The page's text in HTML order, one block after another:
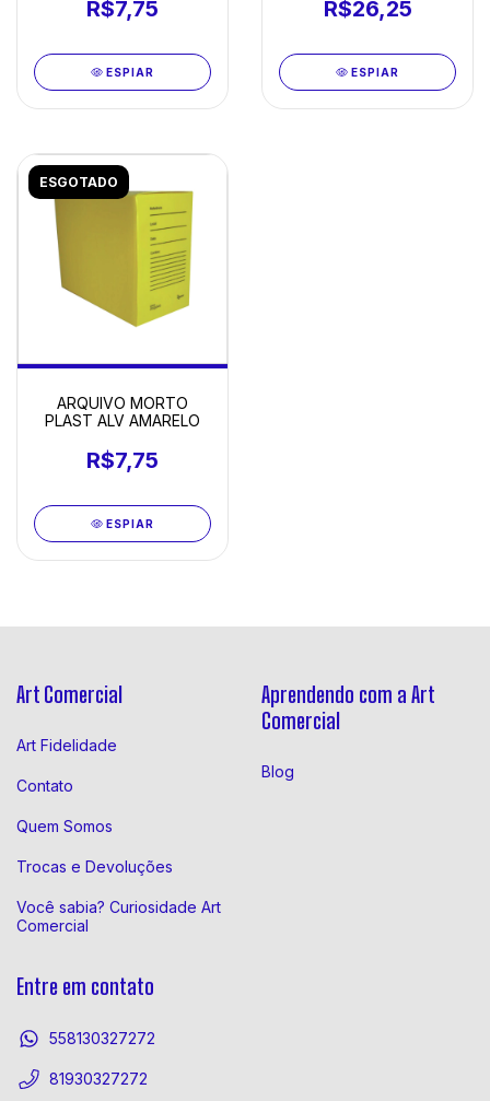
R$7,75
ESPIAR
R$26,25
ESPIAR
ESGOTADO
ARQUIVO MORTO
PLAST ALV AMARELO
R$7,75
ESPIAR
Art Comercial
Art Fidelidade
Contato
Quem Somos
Trocas e Devoluções
Você sabia? Curiosidade Art
Comercial
Aprendendo com a Art
Comercial
Blog
Entre em contato
558130327272
81930327272